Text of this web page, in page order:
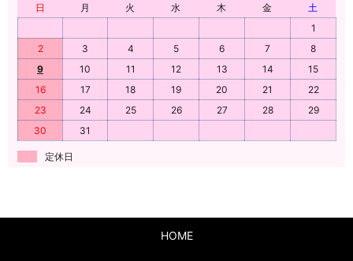
日
月 火 水 木 金
土
1
2
3 4 5 6 7
8
9
10 11 12 13 14
15
16
17 18 19 20 21
22
23
24 25 26 27 28
29
30
31
定休日
HOME